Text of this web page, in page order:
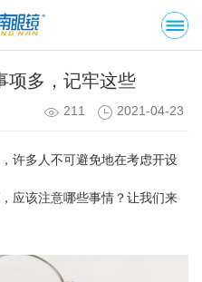
项多，记牢这些
211 2021-04-23
许多人不可避免地在考虑开设
应该注意哪些事情？让我们来